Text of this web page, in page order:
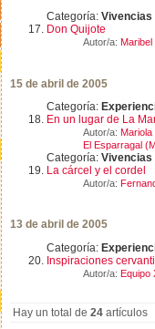
Categoría: Vivencias
Don Quijote
Autor/a:
15 de abril de 2005
Categoría:
En un lugar de La
Autor/a: Mariola
El Esparragal
Categoría: Vivencias
La cárcel y el cordel
Autor/a:
13 de abril de 2005
Categoría:
Inspiraciones
Autor/a: Equipo
Hay un total de 24 artículos